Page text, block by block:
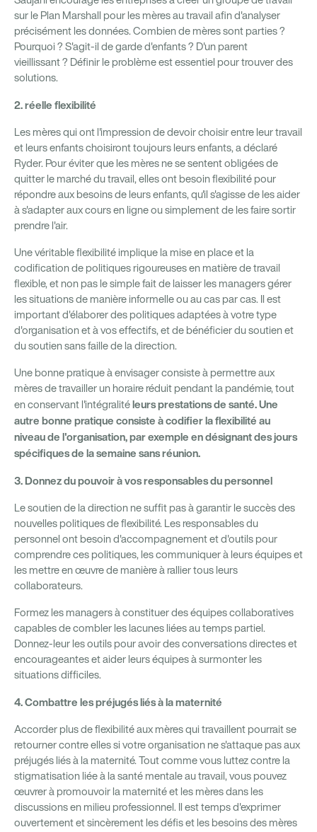
sur le Plan Marshall pour les mères au travail afin d'analyser
précisément les données. Combien de mères sont parties ?
Pourquoi ? S'agit-il de garde d'enfants ? D'un parent
vieillissant ? Définir le problème est essentiel pour trouver des
solutions.
2.réelle flexibilité
Les mères qui ont l'impression de devoir choisir entre leur travail
et leurs enfants choisiront toujours leurs enfants, a déclaré
Ryder. Pour éviter que les mères ne se sentent obligées de
quitter le marché du travail, elles ont besoinflexibilité pour
répondre aux besoins de leurs enfants, qu'il s'agisse de les aider
à s'adapter aux cours en ligne ou simplement de les faire sortir
prendre l'air.
Une véritable flexibilité implique la mise en place et la
codification de politiques rigoureuses en matière de travail
flexible, et non pas le simple fait de laisser les managers gérer
les situations de manière informelle ou au cas par cas. Il est
important d'élaborer des politiques adaptées à votre type
d'organisation et à vos effectifs, et de bénéficier du soutien et
du soutien sans faille de la direction.
Une bonne pratique à envisager consiste à permettre aux
mères de travailler un horaire réduit pendant la pandémie, tout
en conservant l'intégralitéleurs prestations de santé. Une
autre bonne pratique consiste à codifier la flexibilité au
niveau de l'organisation, par exemple en désignant des jours
spécifiques de la semaine sans réunion.
3. Donnez du pouvoir à vos responsables du personnel
Le soutien de la direction ne suffit pas à garantir le succès des
nouvelles politiques de flexibilité. Les responsables du
personnel ont besoin d'accompagnement et d'outils pour
comprendre ces politiques, les communiquer à leurs équipes et
les mettre en œuvre de manière à rallier tous leurs
collaborateurs.
Formez les managers à constituer des équipes collaboratives
capables de combler les lacunes liées au temps partiel.
Donnez-leur les outils pour avoir des conversations directes et
encourageantes et aider leurs équipes à surmonter les
situations difficiles.
4. Combattre les préjugés liés à la maternité
Accorder plus de flexibilité aux mères qui travaillent pourrait se
retourner contre elles si votre organisation ne s'attaque pas aux
préjugés liés à la maternité. Tout comme vous luttez contre la
stigmatisation liée à la santé mentale au travail, vous pouvez
œuvrer à promouvoir la maternité et les mères dans les
discussions en milieu professionnel. Il est temps d'exprimer
ouvertement et sincèrement les défis et les besoins des mères